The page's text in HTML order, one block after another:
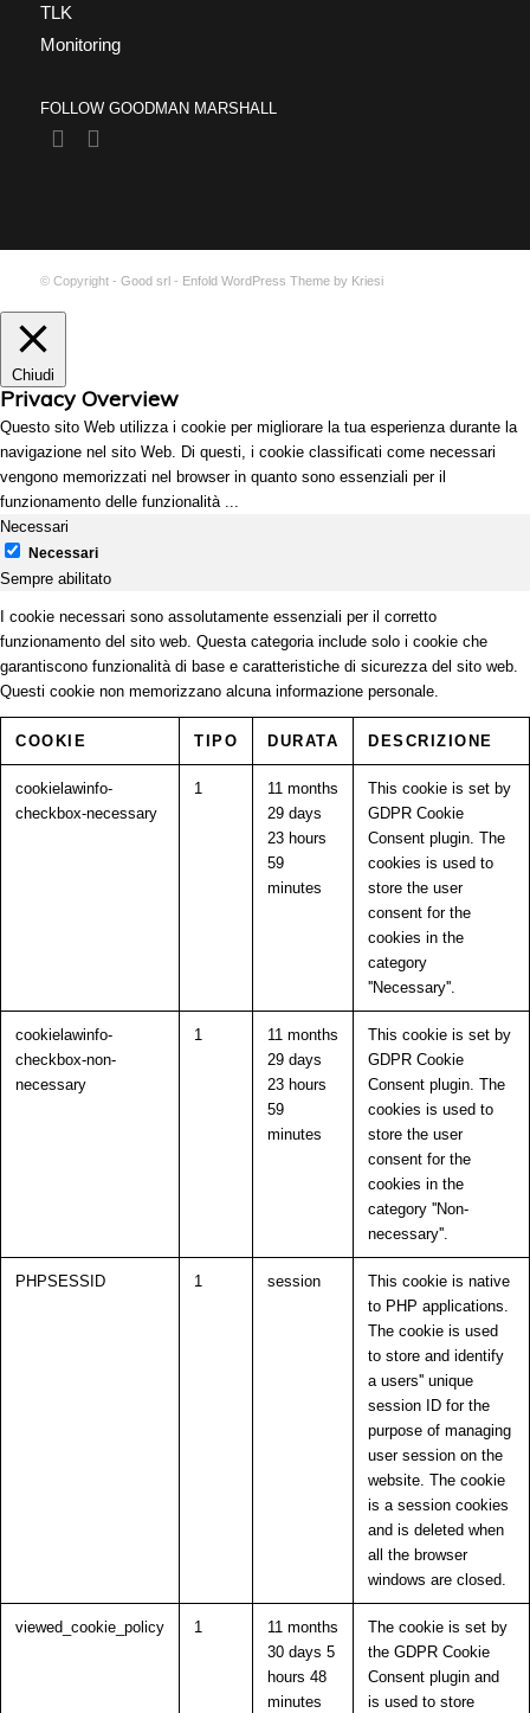
TLK
Monitoring
FOLLOW GOODMAN MARSHALL
© Copyright - Good srl- Enfold WordPress Theme by Kriesi
Chiudi
Privacy Overview
Questo sito Web utilizza i cookie per migliorare la tua esperienza durante la
navigazione nel sito Web. Di questi, i cookie classificati come necessari
vengono memorizzati nel browser in quanto sono essenziali per il
funzionamento delle funzionalità ...
Necessari
Necessari
Sempre abilitato
I cookie necessari sono assolutamente essenziali per il corretto
funzionamento del sito web. Questa categoria include solo i cookie che
garantiscono funzionalità di base e caratteristiche di sicurezza del sito web.
Questi cookie non memorizzano alcuna informazione personale.
COOKIE TIPO DURATA DESCRIZIONE
cookielawinfo-
checkbox-necessary
1
11 months
29 days
23 hours
59
minutes
This cookie is set by
GDPR Cookie
Consent plugin. The
cookies is used to
store the user
consent for the
cookies in the
category
''Necessary''.
cookielawinfo-
checkbox-non-
necessary
1
11 months
29 days
23 hours
59
minutes
This cookie is set by
GDPR Cookie
Consent plugin. The
cookies is used to
store the user
consent for the
cookies in the
category ''Non-
necessary''.
PHPSESSID 1 session
This cookie is native
to PHP applications.
The cookie is used
to store and identify
a users'' unique
session ID for the
purpose of managing
user session on the
website. The cookie
is a session cookies
and is deleted when
all the browser
windows are closed.
viewed_cookie_policy 1
11 months
30 days 5
hours 48
minutes
The cookie is set by
the GDPR Cookie
Consent plugin and
is used to store